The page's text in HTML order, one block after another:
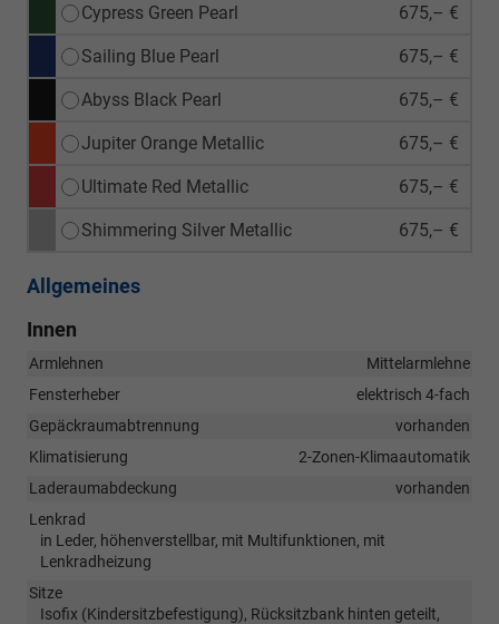
Cypress Green Pearl 675,– €
Sailing Blue Pearl 675,– €
Abyss Black Pearl 675,– €
Jupiter Orange Metallic 675,– €
Ultimate Red Metallic 675,– €
Shimmering Silver Metallic 675,– €
Allgemeines
Innen
Armlehnen
Mittelarmlehne
Fensterheber
elektrisch 4-fach
Gepäckraumabtrennung
vorhanden
Klimatisierung
2-Zonen-Klimaautomatik
Laderaumabdeckung
vorhanden
Lenkrad
in Leder, höhenverstellbar, mit Multifunktionen, mit
Lenkradheizung
Sitze
Isofix (Kindersitzbefestigung), Rücksitzbank hinten geteilt,